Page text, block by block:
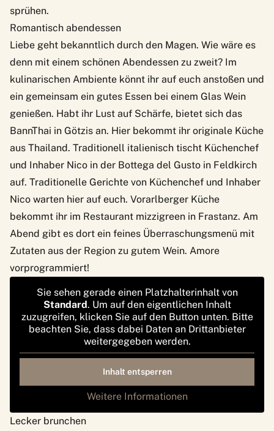
sprühen.
Romantisch abendessen
Liebe geht bekanntlich durch den Magen. Wie wäre es
denn mit einem schönen Abendessen zu zweit? Im
kulinarischen Ambiente könnt ihr auf euch anstoßen und
ein gemeinsam ein gutes Essen bei einem Glas Wein
genießen. Habt ihr Lust auf Schärfe, bietet sich das
BannThai in Götzis an. Hier bekommt ihr originale Küche
aus Thailand. Traditionell italienisch tischt Küchenchef
und Inhaber Nico in der Bottega del Gusto in Feldkirch
auf. Traditionelle Gerichte von Küchenchef und Inhaber
Nico warten hier auf euch. Vorarlberger Küche
bekommt ihr im Restaurant mizzigreen in Frastanz. Am
Abend gibt es dort ein feines Überraschungsmenü mit
Zutaten aus der Region zu gutem Wein. Amore
vorprogrammiert!
Sie sehen gerade einen Platzhalterinhalt von
Standard. Um auf den eigentlichen Inhalt
zuzugreifen, klicken Sie auf den Button unten. Bitte
beachten Sie, dass dabei Daten an Drittanbieter
weitergegeben werden.
Inhalt entsperren
Weitere Informationen
Lecker brunchen